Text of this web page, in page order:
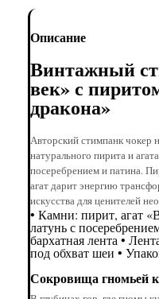
Описание
Винтажный
век» с
дракона»
Авторский стимпанк чокер
натурального пирита и
посеребрением и патина.
агат дарит энергию
искусства для ценителей
• Камни: пирит, агат
латунь с
бархатная лента •
под обхват шеи •
Сокровища гномьей